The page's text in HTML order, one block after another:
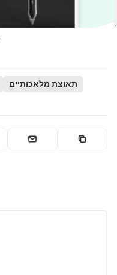
תאוצת מלאכותיים